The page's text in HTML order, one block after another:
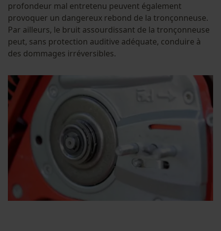
profondeur mal entretenu peuvent également
provoquer un dangereux rebond de la tronçonneuse.
Par ailleurs, le bruit assourdissant de la tronçonneuse
peut, sans protection auditive adéquate, conduire à
des dommages irréversibles.